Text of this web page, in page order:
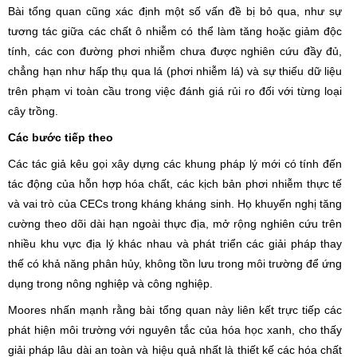
Bài tổng quan cũng xác định một số vấn đề bị bỏ qua, như sự
tương tác giữa các chất ô nhiễm có thể làm tăng hoặc giảm độc
tính, các con đường phơi nhiễm chưa được nghiên cứu đầy đủ,
chẳng hạn như hấp thụ qua lá (phơi nhiễm lá) và sự thiếu dữ liệu
trên phạm vi toàn cầu trong việc đánh giá rủi ro đối với từng loại
cây trồng.
Các bước tiếp theo
Các tác giả kêu gọi xây dựng các khung pháp lý mới có tính đến
tác động của hỗn hợp hóa chất, các kịch bản phơi nhiễm thực tế
và vai trò của CECs trong kháng kháng sinh. Họ khuyến nghị tăng
cường theo dõi dài hạn ngoài thực địa, mở rộng nghiên cứu trên
nhiều khu vực địa lý khác nhau và phát triển các giải pháp thay
thế có khả năng phân hủy, không tồn lưu trong môi trường để ứng
dụng trong nông nghiệp và công nghiệp.
Moores nhấn mạnh rằng bài tổng quan này liên kết trực tiếp các
phát hiện môi trường với nguyên tắc của hóa học xanh, cho thấy
giải pháp lâu dài an toàn và hiệu quả nhất là thiết kế các hóa chất